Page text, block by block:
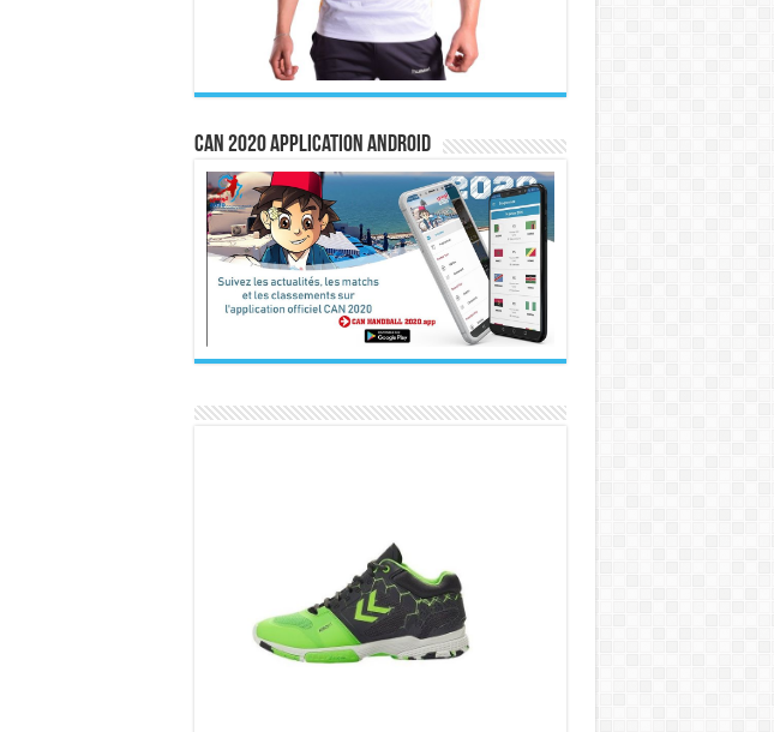
CAN 2020 Application Android